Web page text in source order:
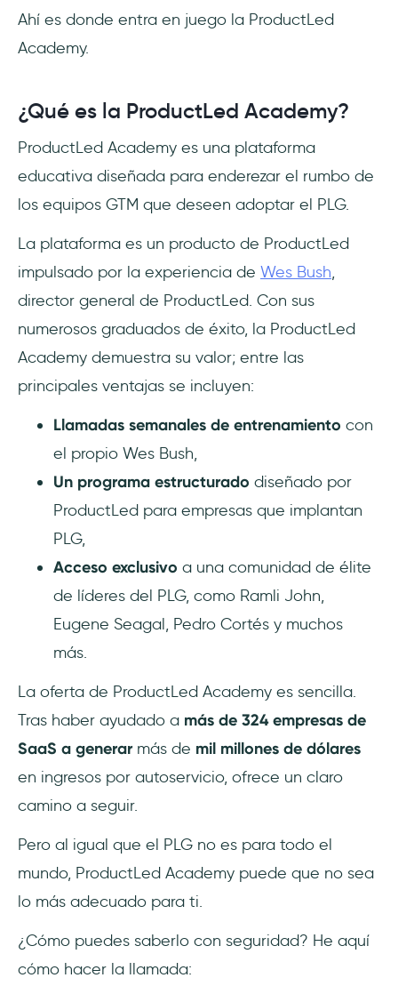
Ahí es donde entra en juego la ProductLed
Academy.
¿Qué es la ProductLed Academy?
ProductLed Academy es una plataforma
educativa diseñada para enderezar el rumbo de
los equipos GTM que deseen adoptar el PLG.
La plataforma es un producto de ProductLed
impulsado por la experiencia de Wes Bush,
director general de ProductLed. Con sus
numerosos graduados de éxito, la ProductLed
Academy demuestra su valor; entre las
principales ventajas se incluyen:
Llamadas semanales de entrenamiento con
el propio Wes Bush,
Un programa estructurado diseñado por
ProductLed para empresas que implantan
PLG,
Acceso exclusivo a una comunidad de élite
de líderes del PLG, como Ramli John,
Eugene Seagal, Pedro Cortés y muchos
más.
La oferta de ProductLed Academy es sencilla.
Tras haber ayudado a más de 324 empresas de
SaaS a generar más de mil millones de dólares
en ingresos por autoservicio, ofrece un claro
camino a seguir.
Pero al igual que el PLG no es para todo el
mundo, ProductLed Academy puede que no sea
lo más adecuado para ti.
¿Cómo puedes saberlo con seguridad? He aquí
cómo hacer la llamada: